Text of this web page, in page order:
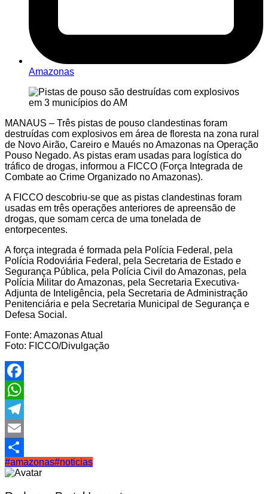
Amazonas
MANAUS – Três pistas de pouso clandestinas foram
destruídas com explosivos em área de floresta na zona rural
de Novo Airão, Careiro e Maués no Amazonas na Operação
Pouso Negado. As pistas eram usadas para logística do
tráfico de drogas, informou a FICCO (Força Integrada de
Combate ao Crime Organizado no Amazonas).
A FICCO descobriu-se que as pistas clandestinas foram
usadas em três operações anteriores de apreensão de
drogas, que somam cerca de uma tonelada de
entorpecentes.
A força integrada é formada pela Polícia Federal, pela
Polícia Rodoviária Federal, pela Secretaria de Estado e
Segurança Pública, pela Polícia Civil do Amazonas, pela
Polícia Militar do Amazonas, pela Secretaria Executiva-
Adjunta de Inteligência, pela Secretaria de Administração
Penitenciária e pela Secretaria Municipal de Segurança e
Defesa Social.
Fonte: Amazonas Atual
Foto: FICCO/Divulgação
Facebook
WhatsApp
Telegram
Email
Share
#amazonas#noticias